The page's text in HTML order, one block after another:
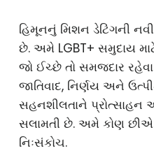
હિમૂનનું મિશન ડેટિંગની
છે. અમે LGBT+ સમુદાય
જો ઈચ્છે તો સમજદાર
જાતિવાદ, નિર્ણય અને
સહનશીલતાને પ્રોત્સાહન
સલામતી છે. અમે કોણ છીએ
નિઃસંકોચ.